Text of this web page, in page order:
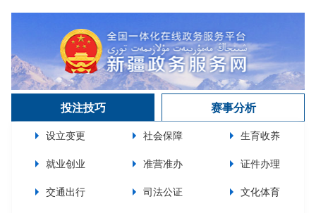
投注技巧 赛事分析
设立变更 社会保障 生育收养
就业创业 准营准办 证件办理
交通出行 司法公证 文化体育